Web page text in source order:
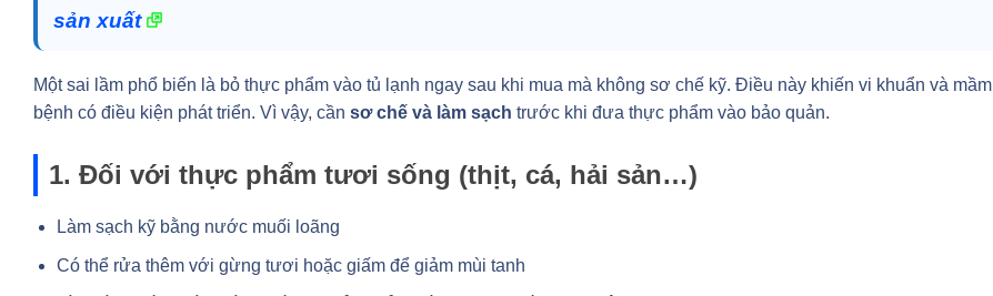
sản xuất
Một sai lầm phổ biến là bỏ thực phẩm vào tủ lạnh ngay sau khi mua mà không sơ chế kỹ. Điều này khiến vi khuẩn và mầm
bệnh có điều kiện phát triển. Vì vậy, cần sơ chế và làm sạch trước khi đưa thực phẩm vào bảo quản.
1. Đối với thực phẩm tươi sống (thịt, cá, hải sản…)
Làm sạch kỹ bằng nước muối loãng
Có thể rửa thêm với gừng tươi hoặc giấm để giảm mùi tanh